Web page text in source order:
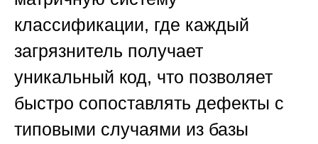
классификации, где каждый
загрязнитель получает
уникальный код, что позволяет
быстро сопоставлять дефекты с
типовыми случаями из базы